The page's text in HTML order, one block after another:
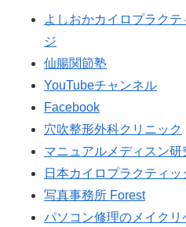
よしおかカイロプラク
ジ
仙腸関節塾
YouTubeチャンネル
Facebook
穴吹整形外科クリニック
マニュアルメディスン研
日本カイロプラクティ
写真事務所 Forest
パソコン修理のメイクリ